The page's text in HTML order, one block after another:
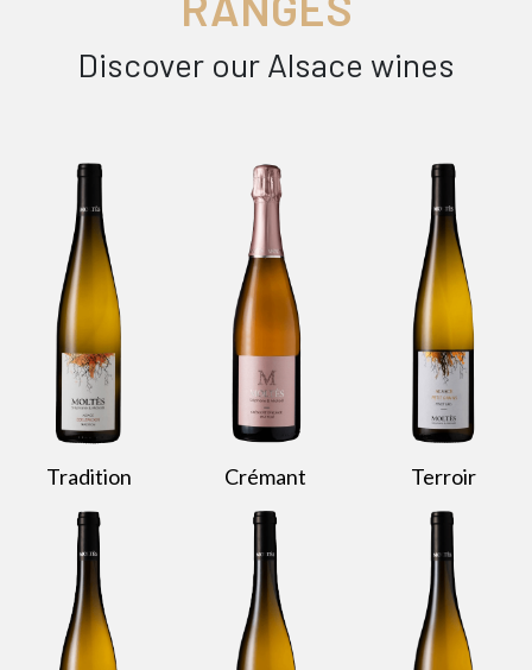
Discover our Alsace wines
Tradition Crémant Terroir